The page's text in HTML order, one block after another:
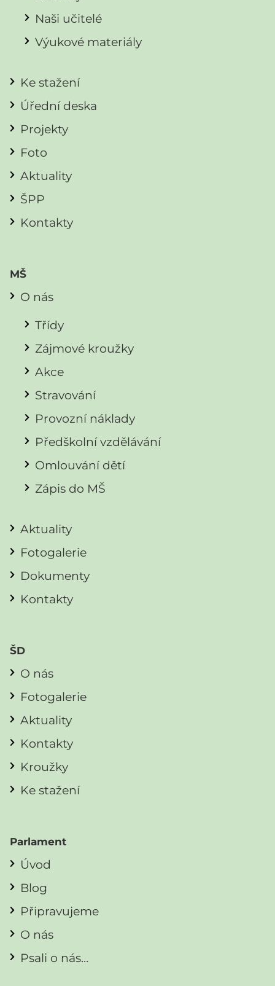
Naši učitelé
Výukové materiály
Ke stažení
Úřední deska
Projekty
Foto
Aktuality
ŠPP
Kontakty
MŠ
O nás
Třídy
Zájmové kroužky
Akce
Stravování
Provozní náklady
Předškolní vzdělávání
Omlouvání dětí
Zápis do MŠ
Aktuality
Fotogalerie
Dokumenty
Kontakty
ŠD
O nás
Fotogalerie
Aktuality
Kontakty
Kroužky
Ke stažení
Parlament
Úvod
Blog
Připravujeme
O nás
Psali o nás…